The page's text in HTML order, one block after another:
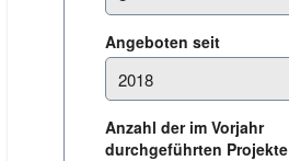
Angeboten seit
Anzahl der im Vorjahr
durchgeführten Projekte